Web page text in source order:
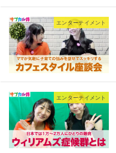
エンターテイメント
エンターテイメント